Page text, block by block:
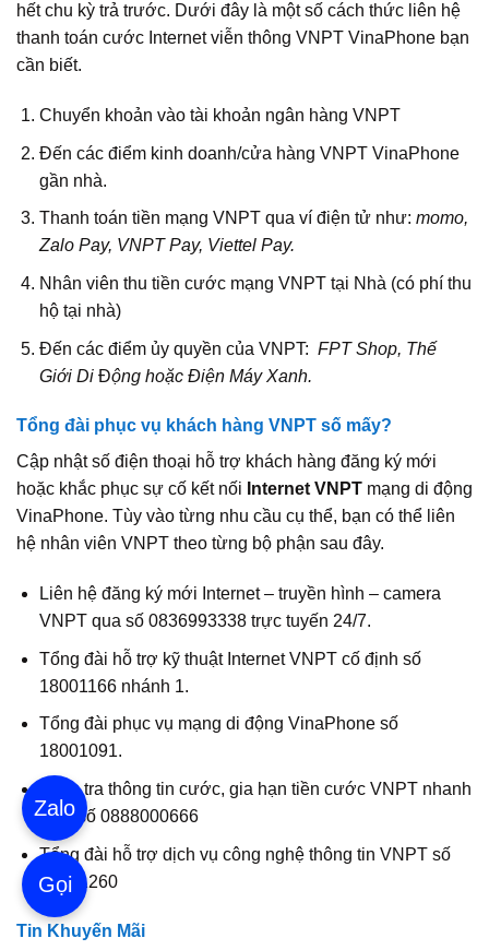
hết chu kỳ trả trước. Dưới đây là một số cách thức liên hệ
thanh toán cước Internet viễn thông VNPT VinaPhone bạn
cần biết.
Chuyển khoản vào tài khoản ngân hàng VNPT
Đến các điểm kinh doanh/cửa hàng VNPT VinaPhone
gần nhà.
Thanh toán tiền mạng VNPT qua ví điện tử như: momo,
Zalo Pay, VNPT Pay, Viettel Pay.
Nhân viên thu tiền cước mạng VNPT tại Nhà (có phí thu
hộ tại nhà)
Đến các điểm ủy quyền của VNPT: FPT Shop, Thế
Giới Di Động hoặc Điện Máy Xanh.
Tổng đài phục vụ khách hàng VNPT số mấy?
Cập nhật số điện thoại hỗ trợ khách hàng đăng ký mới
hoặc khắc phục sự cố kết nối Internet VNPT mạng di động
VinaPhone. Tùy vào từng nhu cầu cụ thể, bạn có thể liên
hệ nhân viên VNPT theo từng bộ phận sau đây.
Liên hệ đăng ký mới Internet – truyền hình – camera
VNPT qua số 0836993338 trực tuyến 24/7.
Tổng đài hỗ trợ kỹ thuật Internet VNPT cố định số
18001166 nhánh 1.
Tổng đài phục vụ mạng di động VinaPhone số
18001091.
Kiểm tra thông tin cước, gia hạn tiền cước VNPT nhanh
nhất số 0888000666
Tổng đài hỗ trợ dịch vụ công nghệ thông tin VNPT số
18001260
Tin Khuyến Mãi
Zalo
Gọi